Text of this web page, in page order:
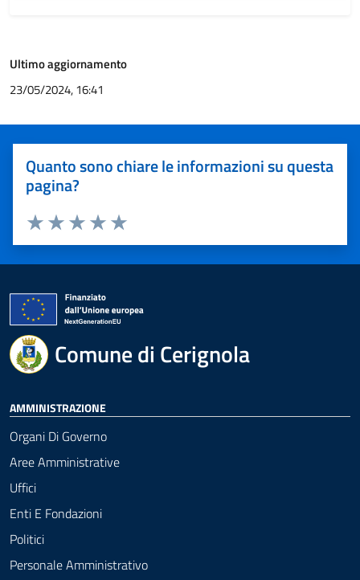
Ultimo aggiornamento
23/05/2024, 16:41
Quanto sono chiare le informazioni su questa
pagina?
Valuta 5 stelle su 5
Valuta 4 stelle su 5
Valuta 3 stelle su 5
Valuta 2 stelle su 5
Valuta 1 stelle su 5
Comune di Cerignola
AMMINISTRAZIONE
Organi Di Governo
Aree Amministrative
Uffici
Enti E Fondazioni
Politici
Personale Amministrativo